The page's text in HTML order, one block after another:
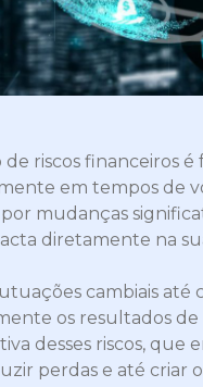
de riscos financeiros
em tempos de
por mudanças
diretamente na
cambiais até
os resultados
desses riscos,
perdas e até criar